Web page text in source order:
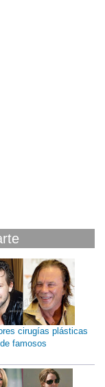
cirugías plásticas
de famosos